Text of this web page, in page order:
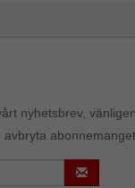
nyhetsbrev,